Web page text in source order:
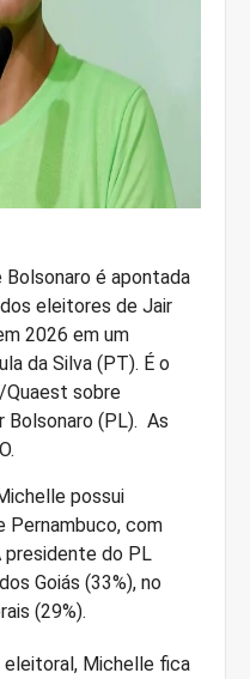
é apontada
eleitores de Jair
2026 em um
da Silva (PT). É o
Quaest sobre
Bolsonaro (PL). As
possui
Pernambuco, com
presidente do PL
Goiás (33%), no
(29%).
eleitoral, Michelle fica